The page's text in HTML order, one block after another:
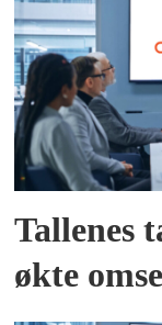
Tallenes
økte